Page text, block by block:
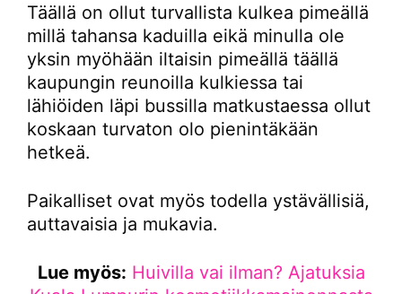
Täällä on ollut turvallista kulkea pimeällä
millä tahansa kaduilla eikä minulla ole
yksin myöhään iltaisin pimeällä täällä
kaupungin reunoilla kulkiessa tai
lähiöiden läpi bussilla matkustaessa ollut
koskaan turvaton olo pienintäkään
hetkeä.
Paikalliset ovat myös todella ystävällisiä,
auttavaisia ja mukavia.
Lue myös: Huivilla vai ilman? Ajatuksia